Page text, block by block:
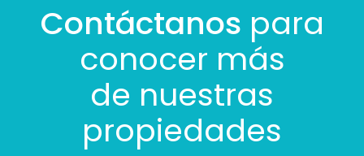
Contáctanos para
conocer más
de nuestras
propiedades